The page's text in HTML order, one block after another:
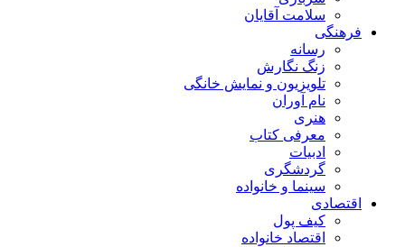
سلامت آقایان
فرهنگی
رسانه
زنگ نگارش
تلویزیون و نمایش خانگی
نام آوران
هنری
معرفی کتاب
ادبیات
گردشگری
سینما و خانواده
اقتصادی
کیف پول
اقتصاد خانواده